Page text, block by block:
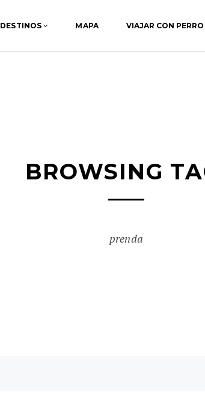
DESTINOS MAPA VIAJAR CON PERRO
BROWSING
prenda